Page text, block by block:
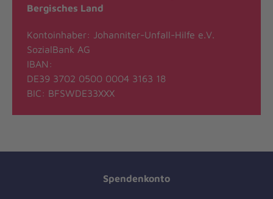
Bergisches Land
Kontoinhaber: Johanniter-Unfall-Hilfe e.V.
SozialBank AG
IBAN:
DE39 3702 0500 0004 3163 18
BIC: BFSWDE33XXX
Spendenkonto